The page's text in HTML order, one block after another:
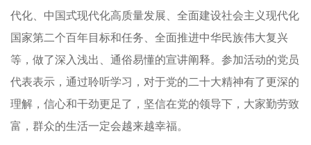
代化、中国式现代化高质量发展、全面建设社会主义现代化
国家第二个百年目标和任务、全面推进中华民族伟大复兴
等，做了深入浅出、通俗易懂的宣讲阐释。参加活动的党员
代表表示，通过聆听学习，对于党的二十大精神有了更深的
理解，信心和干劲更足了，坚信在党的领导下，大家勤劳致
富，群众的生活一定会越来越幸福。